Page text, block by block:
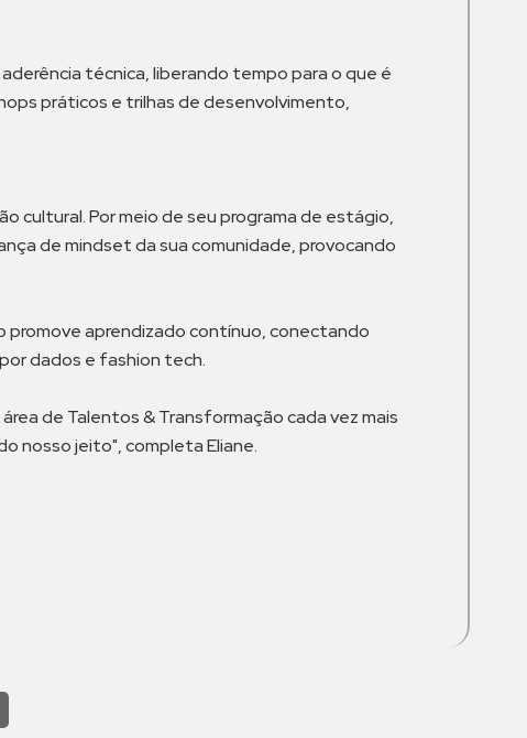
técnica, liberando tempo para o que é
práticos e trilhas de desenvolvimento,
cultural. Por meio de seu programa de estágio,
de mindset da sua comunidade, provocando
promove aprendizado contínuo, conectando
dados e fashion tech.
de Talentos & Transformação cada vez mais
nosso jeito", completa Eliane.